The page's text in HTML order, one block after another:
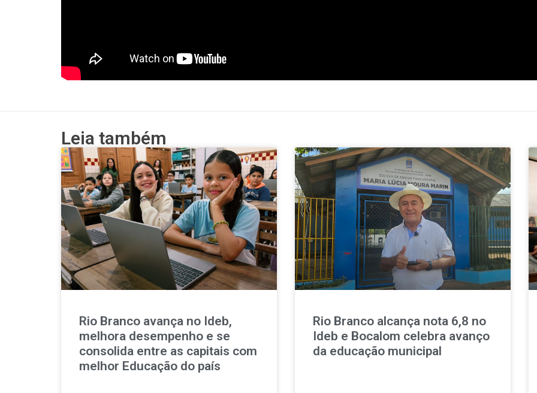
Leia também
Rio Branco avança no Ideb,
melhora desempenho e se
consolida entre as capitais com
melhor Educação do país
Rio Branco alcança nota 6,8 no
Ideb e Bocalom celebra avanço
da educação municipal